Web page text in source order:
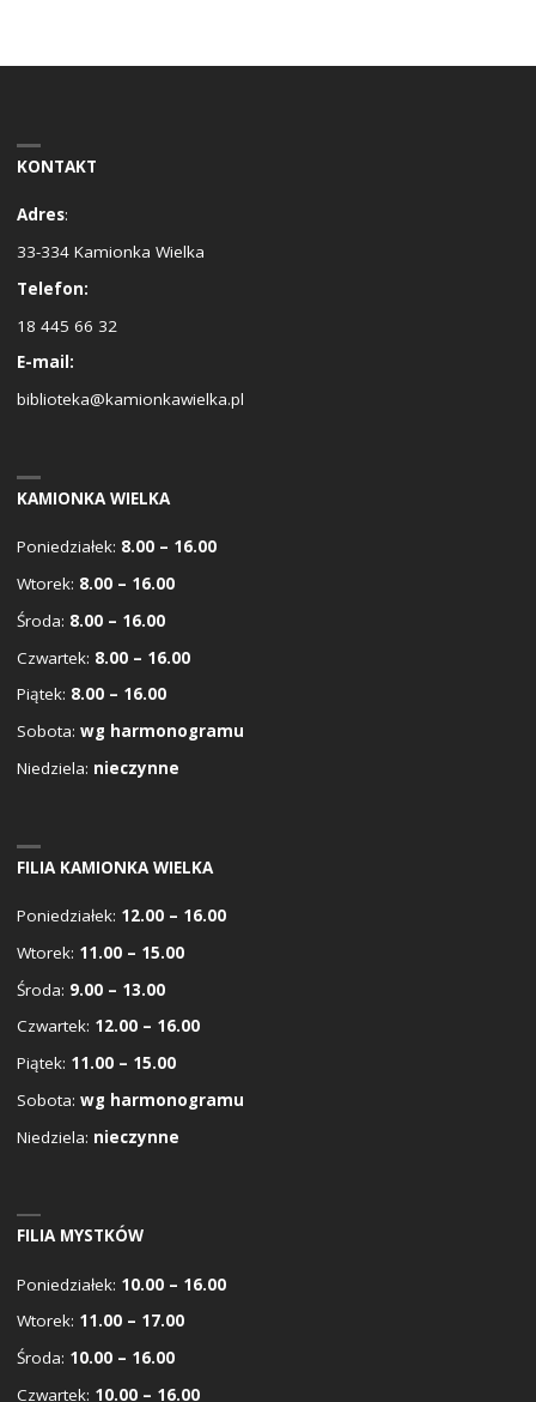
KONTAKT
Adres:
33-334 Kamionka Wielka
Telefon:
18 445 66 32
E-mail:
biblioteka@kamionkawielka.pl
KAMIONKA WIELKA
Poniedziałek: 8.00 – 16.00
Wtorek: 8.00 – 16.00
Środa: 8.00 – 16.00
Czwartek: 8.00 – 16.00
Piątek: 8.00 – 16.00
Sobota: wg harmonogramu
Niedziela: nieczynne
FILIA KAMIONKA WIELKA
Poniedziałek: 12.00 – 16.00
Wtorek: 11.00 – 15.00
Środa: 9.00 – 13.00
Czwartek: 12.00 – 16.00
Piątek: 11.00 – 15.00
Sobota: wg harmonogramu
Niedziela: nieczynne
FILIA MYSTKÓW
Poniedziałek: 10.00 – 16.00
Wtorek: 11.00 – 17.00
Środa: 10.00 – 16.00
Czwartek: 10.00 – 16.00